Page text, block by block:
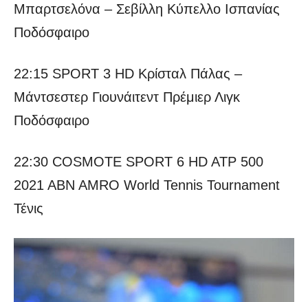
Μπαρτσελόνα – Σεβίλλη Κύπελλο Ισπανίας
Ποδόσφαιρο
22:15 SPORT 3 HD Κρίσταλ Πάλας –
Μάντσεστερ Γιουνάιτεντ Πρέμιερ Λιγκ
Ποδόσφαιρο
22:30 COSMOTE SPORT 6 HD ATP 500
2021 ABN AMRO World Tennis Tournament
Τένις